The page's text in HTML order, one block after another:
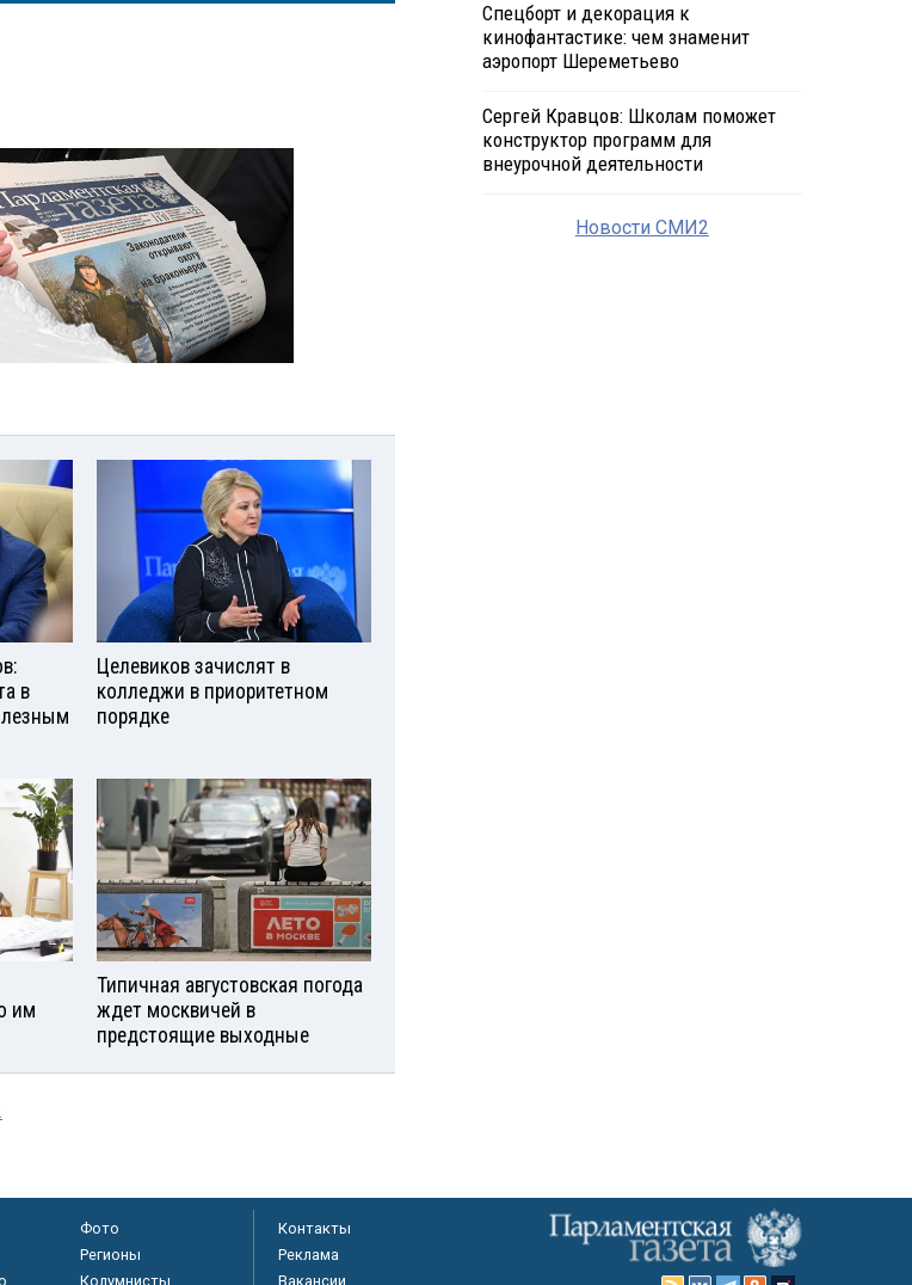
в
Целевиков зачислят в
колледжи в приоритетном
порядке
им
Типичная августовская погода
ждет москвичей в
предстоящие выходные
Спецборт и декорация к
кинофантастике: чем знаменит
аэропорт Шереметьево
Сергей Кравцов: Школам поможет
конструктор программ для
внеурочной деятельности
Новости СМИ2
Фото
Регионы
Колумнисты
Контакты
Реклама
Вакансии